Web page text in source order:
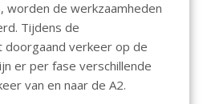
worden de werkzaamheden
Tijdens de
doorgaand verkeer op de
er per fase verschillende
van en naar de A2.